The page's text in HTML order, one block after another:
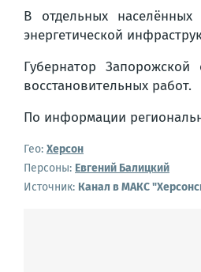
В отдельных
энергетической
Губернатор Запорожской
восстановительных работ.
По информации
Гео: Херсон
Персоны: Евгений Балицкий
Источник: Канал в МАКС